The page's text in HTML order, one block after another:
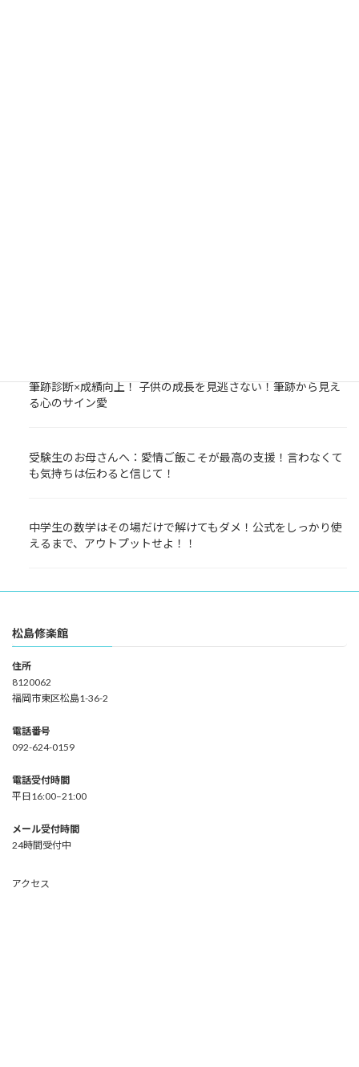
筆跡診断×成績向上！ 子供の成長を見逃さない！筆跡から見え
る心のサイン愛
受験生のお母さんへ：愛情ご飯こそが最高の支援！言わなくて
も気持ちは伝わると信じて！
中学生の数学はその場だけで解けてもダメ！公式をしっかり使
えるまで、アウトプットせよ！！
松島修楽館
住所
8120062
福岡市東区松島1-36-2
電話番号
092-624-0159
電話受付時間
平日16:00–21:00
メール受付時間
24時間受付中
アクセス